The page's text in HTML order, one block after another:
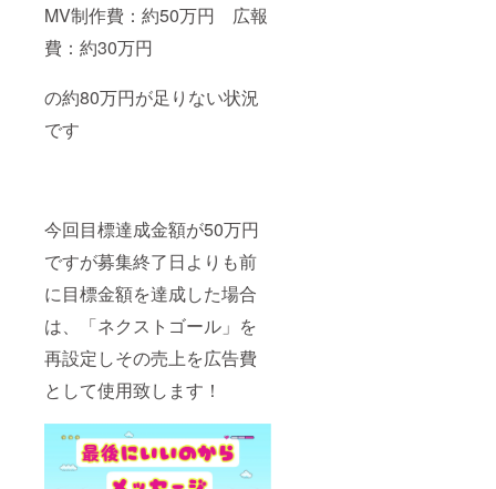
MV制作費：約50万円 広報
費：約30万円
の約80万円が足りない状況
です
今回目標達成金額が50万円
ですが募集終了日よりも前
に目標金額を達成した場合
は、「ネクストゴール」を
再設定しその売上を広告費
として使用致します！